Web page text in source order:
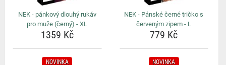
NEK - pánkový dlouhý rukáv
pro muže (černý) - XL
1359 Kč
NEK - Pánské černé tričko s
červeným zipem - L
779 Kč
NOVINKA NOVINKA